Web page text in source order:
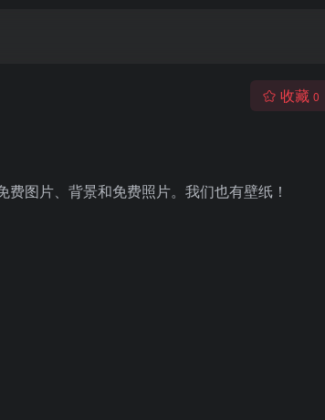
收藏 0
图片、背景和免费照片。我们也有壁纸！